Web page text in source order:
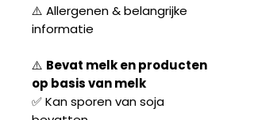
⚠️ Allergenen & belangrijke
informatie
⚠️ Bevat melk en producten
op basis van melk
✅ Kan sporen van soja